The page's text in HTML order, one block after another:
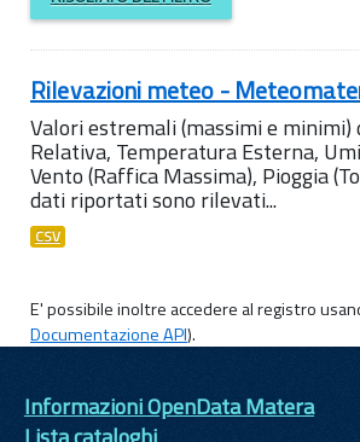
Rilevazioni meteo -
Valori estremali (massimi e minimi)
Relativa, Temperatura Esterna,
Vento (Raffica Massima), Pioggia
dati riportati sono rilevati...
CSV
E' possibile inoltre accedere al registro
Documentazione API).
Informazioni OpenData Matera